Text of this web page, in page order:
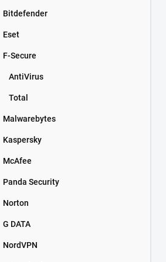
Bitdefender
Eset
F-Secure
AntiVirus
Total
Malwarebytes
Kaspersky
McAfee
Panda Security
Norton
G DATA
NordVPN